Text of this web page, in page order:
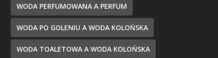
WODA PERFUMOWANA A PERFUM
WODA PO GOLENIU A WODA KOLOŃSKA
WODA TOALETOWA A WODA KOLOŃSKA